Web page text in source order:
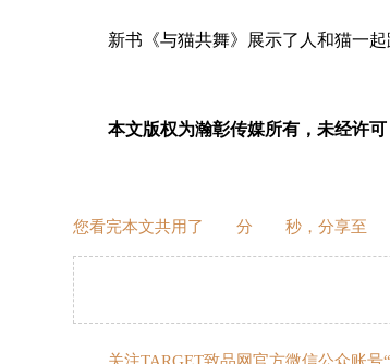
新书《与猫共舞》展示了人和猫一起
本文版权为瀚彰传媒所有，未经许
您看完本文共用了 分 秒，分享至